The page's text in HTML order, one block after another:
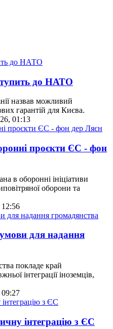
до НАТО
назвав можливий
гарантій для Києва.
01:13
проєкти ЄС - фон
в оборонні ініціативи
оборони та
12:56
для надання
покладе край
інтеграції іноземців,
09:27
інтеграцію з ЄС